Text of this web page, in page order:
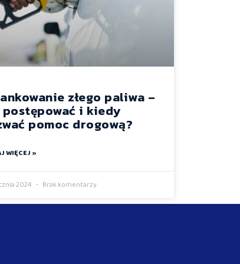
złego paliwa –
postępować i kiedy
pomoc drogową?
WIĘCEJ »
2024 Brak komentarzy